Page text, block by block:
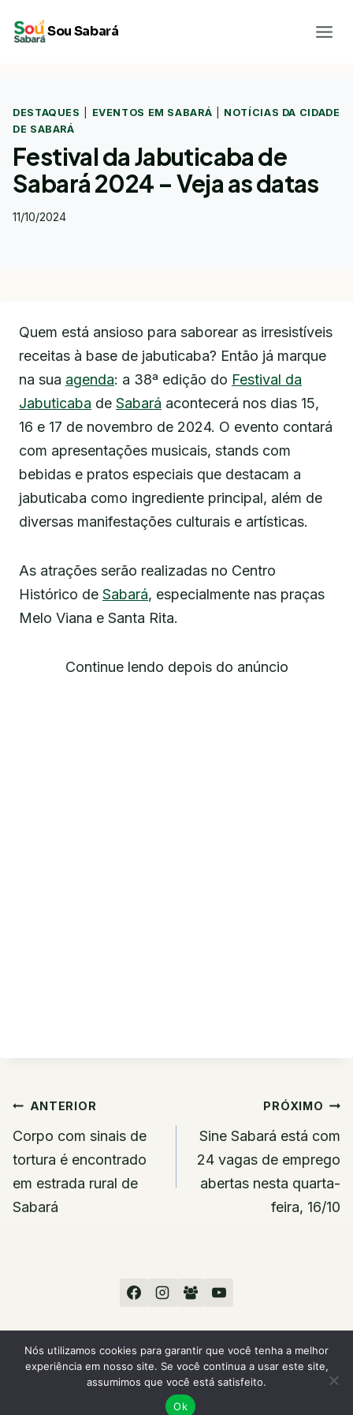
para
Sou Sabará
DESTAQUES EVENTOS EM SABARÁ
NOTÍCIAS DA CIDADE
DE SABARÁ
Festival da Jabuticaba de
Sabará 2024 – Veja as datas
11/10/2024
Quem está ansioso para saborear as irresistíveis
receitas à base de jabuticaba? Então já marque
na sua agenda: a 38ª edição do Festival da
Jabuticaba de Sabará acontecerá nos dias 15,
16 e 17 de novembro de 2024. O evento contará
com apresentações musicais, stands com
bebidas e pratos especiais que destacam a
jabuticaba como ingrediente principal, além de
diversas manifestações culturais e artísticas.
As atrações serão realizadas no Centro
Histórico de Sabará, especialmente nas praças
Melo Viana e Santa Rita.
Continue lendo depois do anúncio
Navegação
de
Post
ANTERIOR
Corpo com sinais de
tortura é encontrado
em estrada rural de
Sabará
PRÓXIMO
Sine Sabará está com
24 vagas de emprego
abertas nesta quarta-
feira, 16/10
© 2026 Sou Sabará
Nós utilizamos cookies para garantir que você tenha a melhor
experiência em nosso site. Se você continua a usar este site,
assumimos que você está satisfeito.
Ok